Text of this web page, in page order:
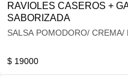
RAVIOLES CASEROS +
SABORIZADA
SALSA POMODORO/
$ 19000